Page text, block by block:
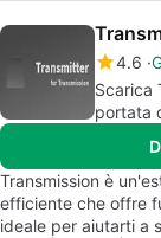
4.6
Scarica
portata
Transmission è
efficiente che offre
ideale per aiutarti a